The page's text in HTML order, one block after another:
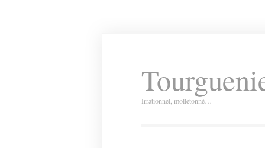
Irrationnel, molletonné…